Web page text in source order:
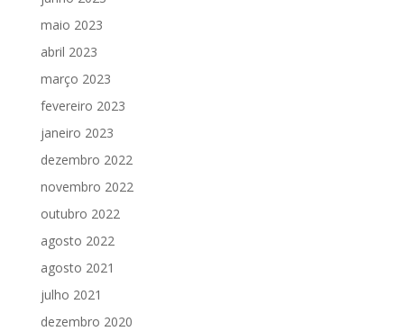
maio 2023
abril 2023
março 2023
fevereiro 2023
janeiro 2023
dezembro 2022
novembro 2022
outubro 2022
agosto 2022
agosto 2021
julho 2021
dezembro 2020